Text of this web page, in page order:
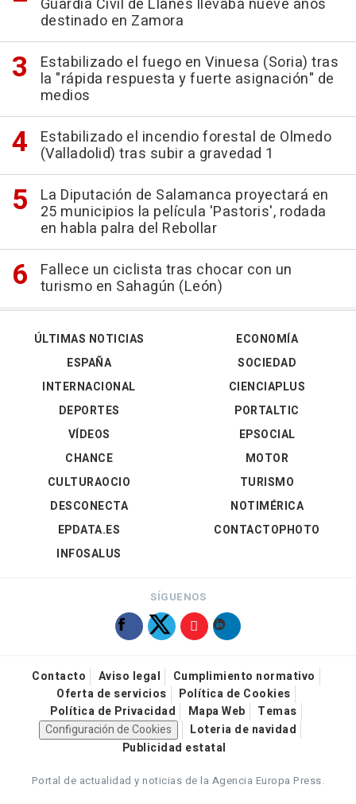
Guardia Civil de Llanes llevaba nueve años
destinado en Zamora
Estabilizado el fuego en Vinuesa (Soria) tras
la "rápida respuesta y fuerte asignación" de
medios
Estabilizado el incendio forestal de Olmedo
(Valladolid) tras subir a gravedad 1
La Diputación de Salamanca proyectará en
25 municipios la película 'Pastoris', rodada
en habla palra del Rebollar
Fallece un ciclista tras chocar con un
turismo en Sahagún (León)
ÚLTIMAS NOTICIAS
ESPAÑA
INTERNACIONAL
DEPORTES
VÍDEOS
ECONOMÍA
SOCIEDAD
CIENCIAPLUS
PORTALTIC
EPSOCIAL
CHANCE
CULTURAOCIO
DESCONECTA
EPDATA.ES
INFOSALUS
MOTOR
TURISMO
NOTIMÉRICA
CONTACTOPHOTO
SÍGUENOS
Contacto Aviso legal
Cumplimiento normativo
Oferta de servicios
Política de Cookies
Política de Privacidad
Mapa Web
Temas
Configuración de Cookies
Loteria de navidad
Publicidad estatal
Portal de actualidad y noticias de la Agencia Europa Press.